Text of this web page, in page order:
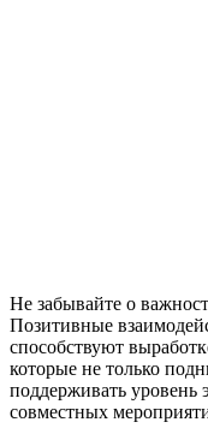
Не забывайте о
Позитивные
способствуют
которые не только
поддерживать уровень
совместных